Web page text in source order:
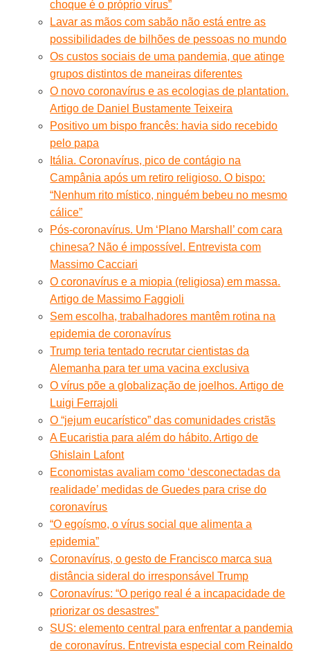
choque é o próprio vírus”
Lavar as mãos com sabão não está entre as
possibilidades de bilhões de pessoas no mundo
Os custos sociais de uma pandemia, que atinge
grupos distintos de maneiras diferentes
O novo coronavírus e as ecologias de plantation.
Artigo de Daniel Bustamente Teixeira
Positivo um bispo francês: havia sido recebido
pelo papa
Itália. Coronavírus, pico de contágio na
Campânia após um retiro religioso. O bispo:
“Nenhum rito místico, ninguém bebeu no mesmo
cálice”
Pós-coronavírus. Um ‘Plano Marshall’ com cara
chinesa? Não é impossível. Entrevista com
Massimo Cacciari
O coronavírus e a miopia (religiosa) em massa.
Artigo de Massimo Faggioli
Sem escolha, trabalhadores mantêm rotina na
epidemia de coronavírus
Trump teria tentado recrutar cientistas da
Alemanha para ter uma vacina exclusiva
O vírus põe a globalização de joelhos. Artigo de
Luigi Ferrajoli
O “jejum eucarístico” das comunidades cristãs
A Eucaristia para além do hábito. Artigo de
Ghislain Lafont
Economistas avaliam como ‘desconectadas da
realidade’ medidas de Guedes para crise do
coronavírus
“O egoísmo, o vírus social que alimenta a
epidemia”
Coronavírus, o gesto de Francisco marca sua
distância sideral do irresponsável Trump
Coronavírus: “O perigo real é a incapacidade de
priorizar os desastres”
SUS: elemento central para enfrentar a pandemia
de coronavírus. Entrevista especial com Reinaldo